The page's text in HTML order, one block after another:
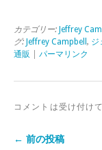
カテゴリー: Jeffrey
グ: Jeffrey Campbell , ジ
通販
パーマリンク
コメントは受け付け
← 前の投稿